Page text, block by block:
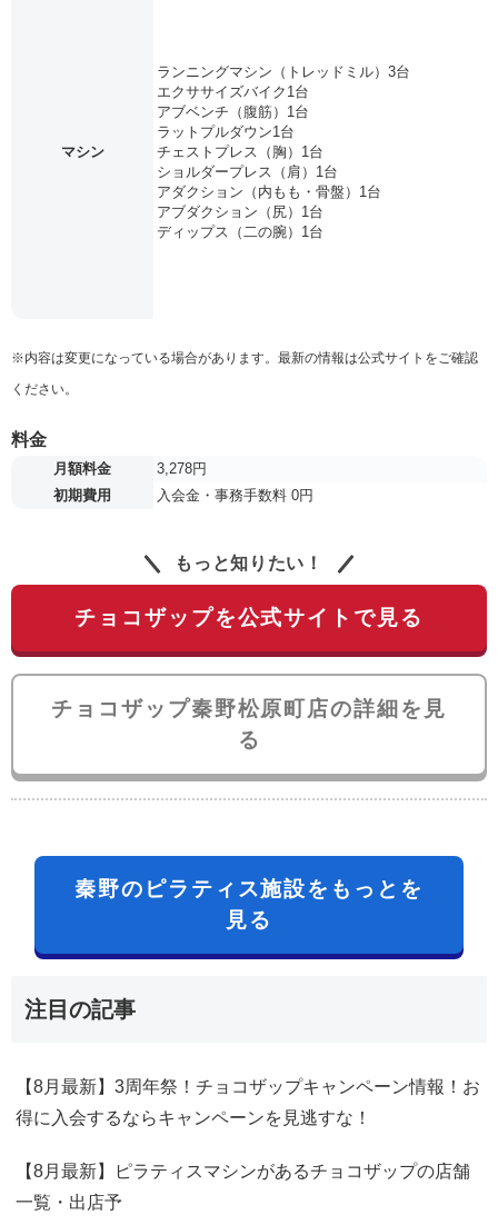
マシン
ランニングマシン（トレッドミル）3台
エクササイズバイク1台
アブベンチ（腹筋）1台
ラットプルダウン1台
チェストプレス（胸）1台
ショルダープレス（肩）1台
アダクション（内もも・骨盤）1台
アブダクション（尻）1台
ディップス（二の腕）1台
※内容は変更になっている場合があります。最新の情報は公式サイトをご確認
ください。
料金
月額料金
3,278円
初期費用
入会金・事務手数料 0円
もっと知りたい！
チョコザップを公式サイトで見る
チョコザップ秦野松原町店の詳細を見
る
秦野のピラティス施設をもっとを
見る
注目の記事
【8月最新】3周年祭！チョコザップキャンペーン情報！お
得に入会するならキャンペーンを見逃すな！
【8月最新】ピラティスマシンがあるチョコザップの店舗
一覧・出店予